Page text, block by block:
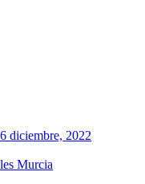
diciembre, 2022